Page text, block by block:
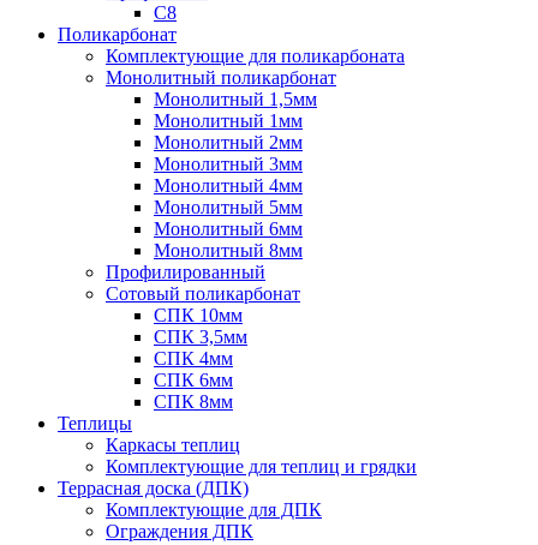
С8
Поликарбонат
Комплектующие для поликарбоната
Монолитный поликарбонат
Монолитный 1,5мм
Монолитный 1мм
Монолитный 2мм
Монолитный 3мм
Монолитный 4мм
Монолитный 5мм
Монолитный 6мм
Монолитный 8мм
Профилированный
Сотовый поликарбонат
СПК 10мм
СПК 3,5мм
СПК 4мм
СПК 6мм
СПК 8мм
Теплицы
Каркасы теплиц
Комплектующие для теплиц и грядки
Террасная доска (ДПК)
Комплектующие для ДПК
Ограждения ДПК